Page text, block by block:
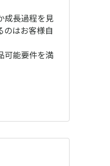
成長過程を見
のはお客様自
可能要件を満